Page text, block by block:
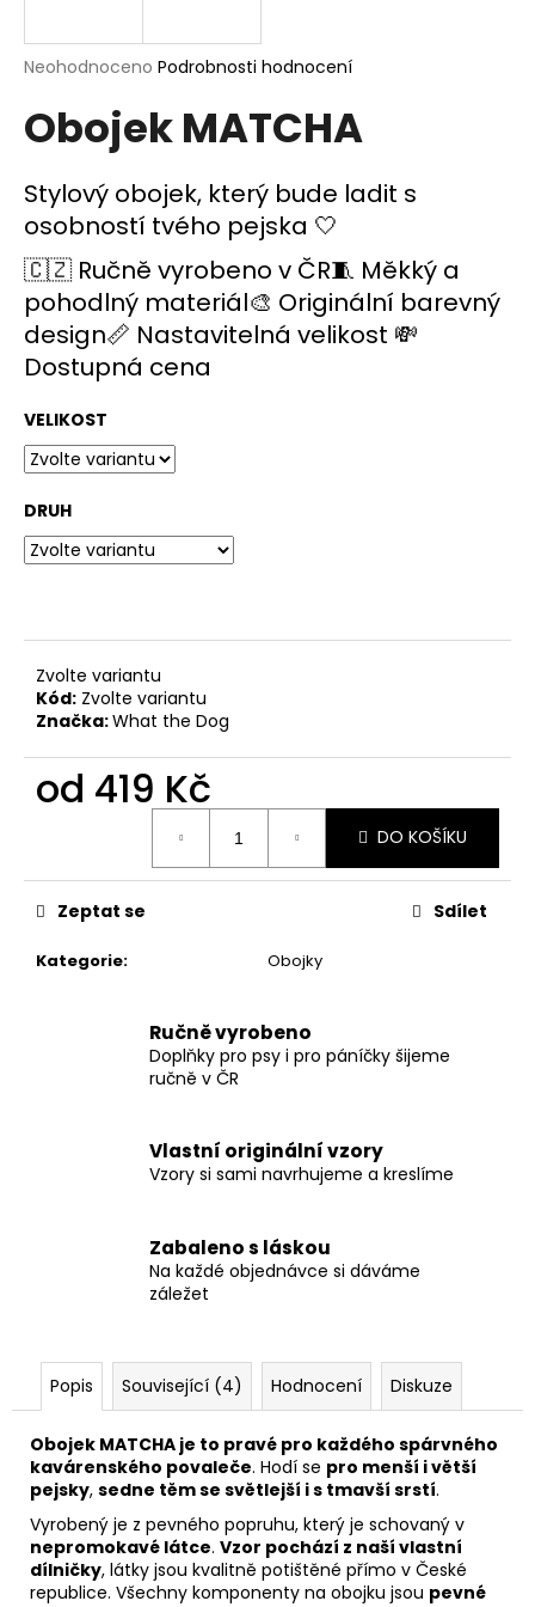
Průměrné
produktu
je
z
5
hvězdiček.
Neohodnoceno Podrobnosti hodnocení
Obojek MATCHA
Stylový obojek, který bude ladit s
osobností tvého pejska 🤍
🇨🇿 Ručně vyrobeno v ČR🧵 Měkký a
pohodlný materiál🎨 Originální barevný
design📏 Nastavitelná velikost 💸
Dostupná cena
VELIKOST
DRUH
Zvolte variantu
Kód: Zvolte variantu
Značka:What the Dog
od 419 Kč
DO KOŠÍKU
Kategorie: Obojky
Zeptat se Sdílet
Ručně vyrobeno
Doplňky pro psy i pro páníčky šijeme
ručně v ČR
Vlastní originální vzory
Vzory si sami navrhujeme a kreslíme
Zabaleno s láskou
Na každé objednávce si dáváme
záležet
Popis Související (4) Hodnocení Diskuze
Obojek MATCHA je to pravé pro každého spárvného
kavárenského povaleče. Hodí se pro menší i větší
pejsky, sedne těm se světlejší i s tmavší srstí.
Vyrobený je z pevného popruhu, který je schovaný v
nepromokavé látce. Vzor pochází z naší vlastní
dílničky, látky jsou kvalitně potištěné přímo v České
republice. Všechny komponenty na obojku jsou pevné
j
t
?
HLEDAT
D
o
p
o
u
č
u
m
e
DOTS
PINK